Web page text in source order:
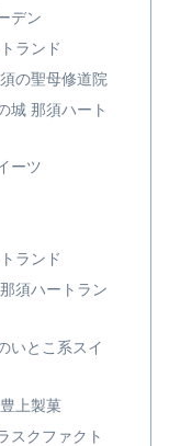
デン
ランド
の聖母修道院
城 那須ハート
ーツ
ランド
須ハートラン
いとこ系スイ
上製菓
スクファクト